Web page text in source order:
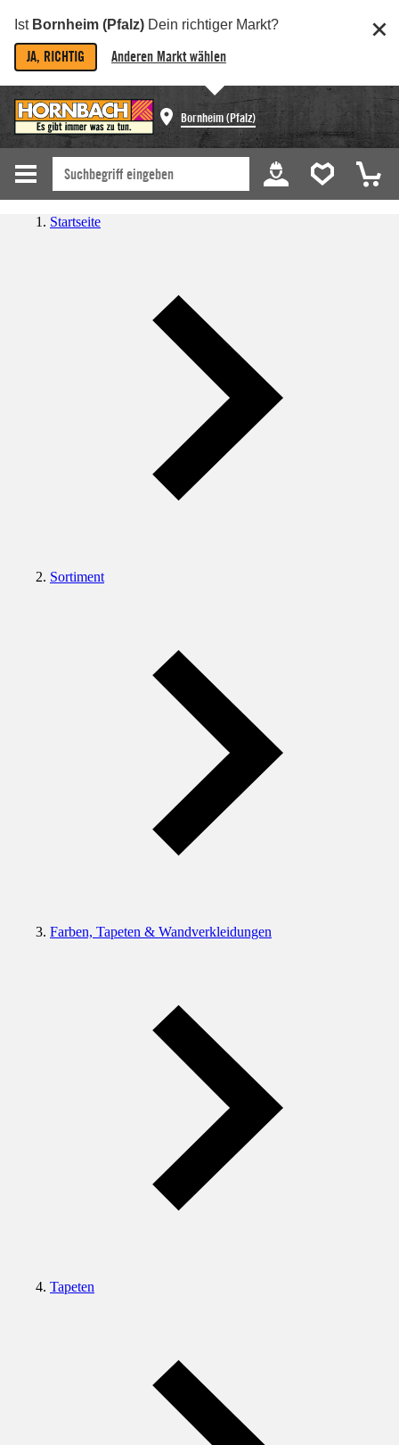
Ist Bornheim (Pfalz) Dein richtiger Markt?
JA, RICHTIG Anderen Markt wählen
Bornheim (Pfalz)
Startseite
Sortiment
Farben, Tapeten & Wandverkleidungen
Tapeten